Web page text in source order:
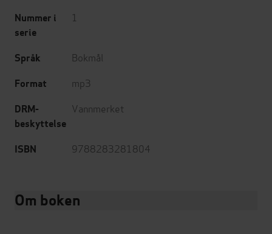
Nummer i
serie
1
Språk Bokmål
Format mp3
DRM-
beskyttelse
Vannmerket
ISBN 9788283281804
Om boken